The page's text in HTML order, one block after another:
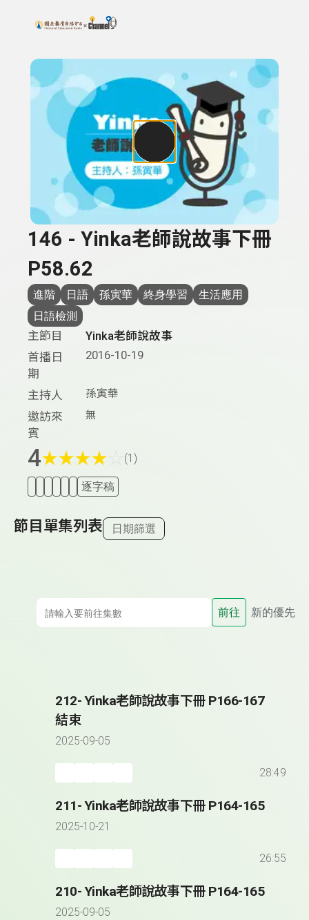
上方功能區塊
搜尋關鍵字：可輸入節目名稱、主持人或關鍵字
146 - Yinka老師說故事下冊
P58.62
進階 日語 孫寅華 終身學習
生活應用
日語檢測
主節目
Yinka老師說故事
首播日
期
2016-10-19
主持人 孫寅華
邀訪來
賓
無
4★★★★ (1)
逐字稿
節目單集列表 日期篩選
前往 新的優先
212- Yinka老師說故事下冊 P166-167
結束
2025-09-05
28:49
211- Yinka老師說故事下冊 P164-165
2025-10-21
26:55
210- Yinka老師說故事下冊 P164-165
2025-09-05